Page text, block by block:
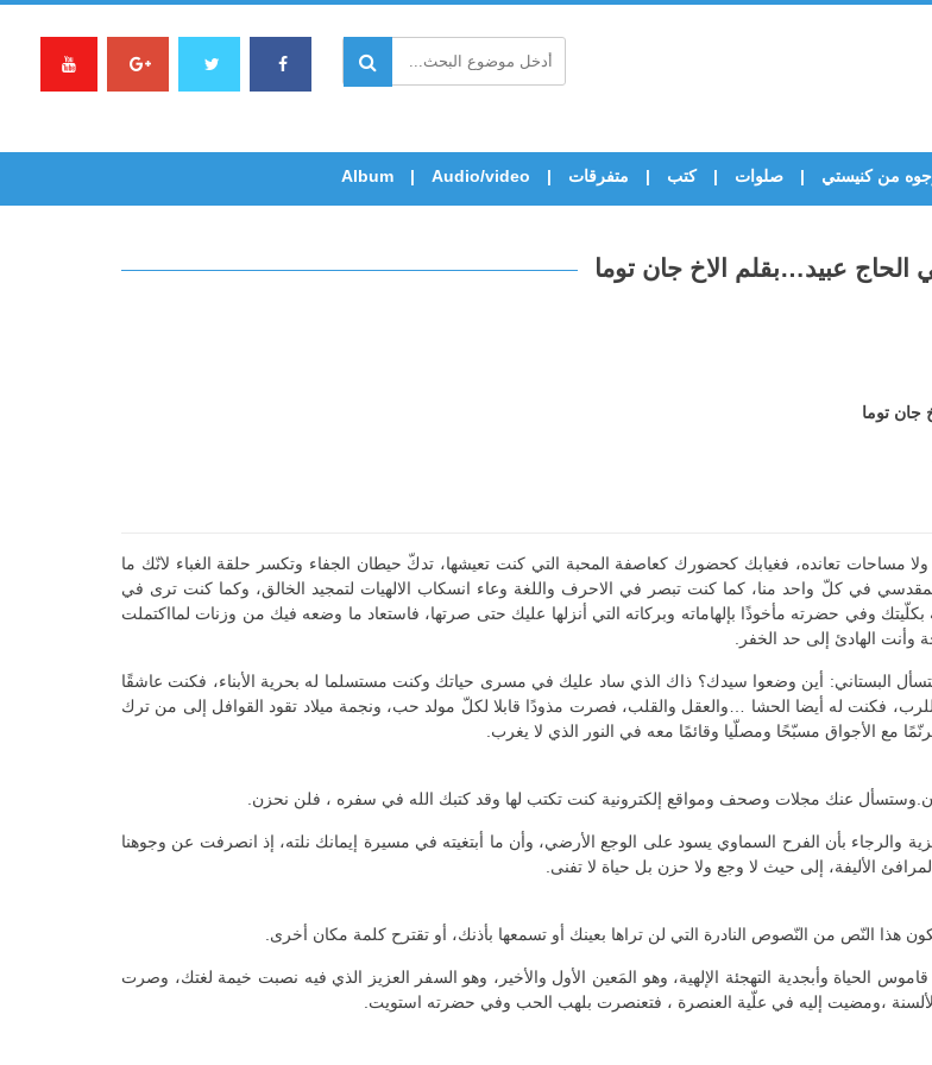
من كنيستي صلوات كتب متفرقات Audio/video
Album
الحاج عبيد…بقلم الاخ جان توما
جان توما
ولا مساحات تعانده، فغيابك كحضورك كعاصفة المحبة التي كنت تعيشها، تدكّ حيطان الجفاء وتكسر حلقة الغباء لانّك ما
في كلّ واحد منا، كما كنت تبصر في الاحرف واللغة وعاء انسكاب الالهيات لتمجيد الخالق، وكما كنت ترى في
وفي حضرته مأخوذًا بإلهاماته وبركاته التي أنزلها عليك حتى صرتها، فاستعاد ما وضعه فيك من وزنات لمااكتملت
الهادئ إلى حد الخفر.
البستاني: أين وضعوا سيدك؟ ذاك الذي ساد عليك في مسرى حياتك وكنت مستسلما له بحرية الأبناء، فكنت عاشقًا
فكنت له أيضا الحشا …والعقل والقلب، فصرت مذودًا قابلا لكلّ مولد حب، ونجمة ميلاد تقود القوافل إلى من ترك
مع الأجواق مسبّحًا ومصلّيا وقائمًا معه في النور الذي لا يغرب.
عنك مجلات وصحف ومواقع إلكترونية كنت تكتب لها وقد كتبك الله في سفره ، فلن نحزن.
والرجاء بأن الفرح السماوي يسود على الوجع الأرضي، وأن ما أبتغيته في مسيرة إيمانك نلته، إذ انصرفت عن وجوهنا
الأليفة، إلى حيث لا وجع ولا حزن بل حياة لا تفنى.
هذا النّص من النّصوص النادرة التي لن تراها بعينك أو تسمعها بأذنك، أو تقترح كلمة مكان أخرى.
الحياة وأبجدية التهجئة الإلهية، وهو المَعين الأول والأخير، وهو السفر العزيز الذي فيه نصبت خيمة لغتك، وصرت
،ومضيت إليه في علّية العنصرة ، فتعنصرت بلهب الحب وفي حضرته استويت.